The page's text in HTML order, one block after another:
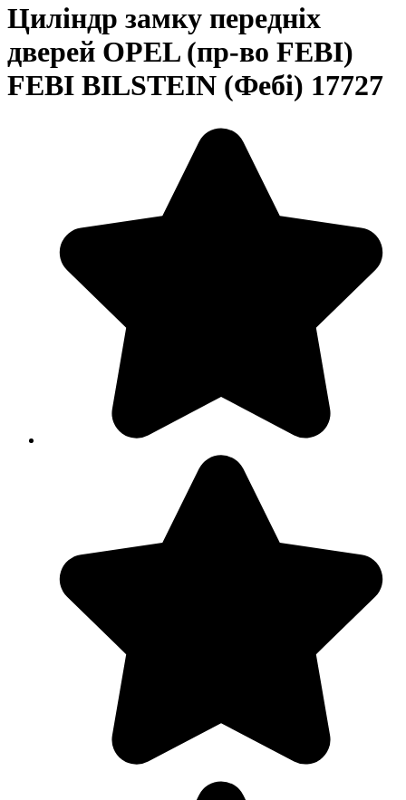
Циліндр замку передніх
дверей OPEL (пр-во FEBI)
FEBI BILSTEIN (Фебі) 17727